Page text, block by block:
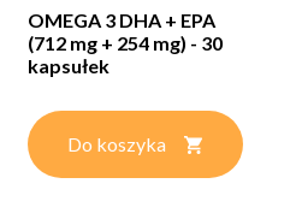
OMEGA 3 DHA + EPA
(712 mg + 254 mg) - 30
kapsułek
Do koszyka